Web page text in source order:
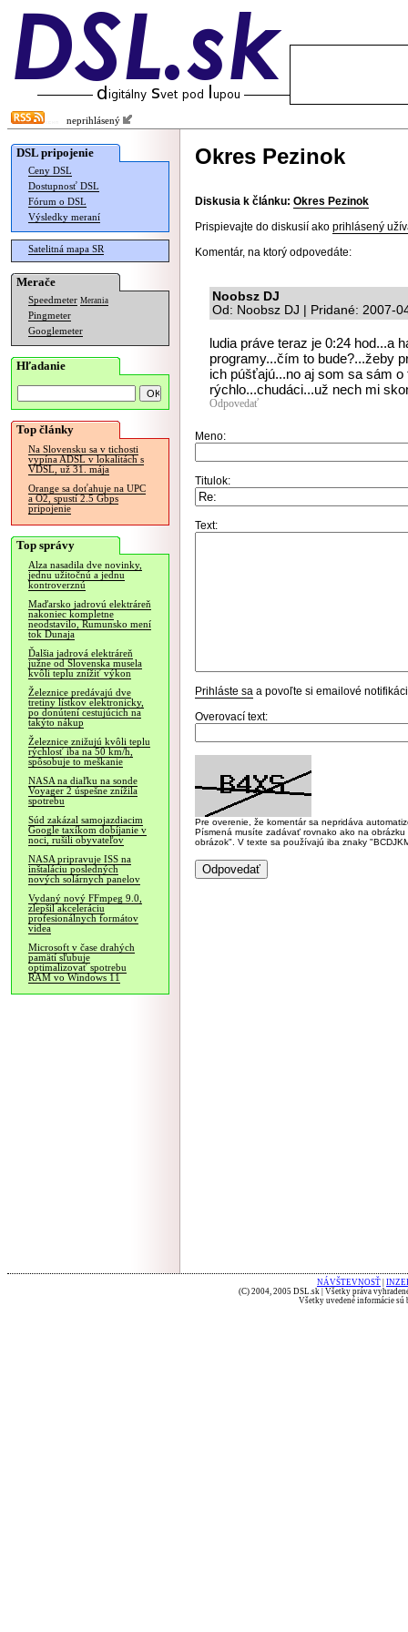
neprihlásený
DSL pripojenie
Ceny DSL
Dostupnosť DSL
Fórum o DSL
Výsledky meraní
Satelitná mapa SR
Merače
Speedmeter Merania
Pingmeter
Googlemeter
Hľadanie
Top články
Na Slovensku sa v tichosti
vypína ADSL v lokalitách s
VDSL, už 31. mája
Orange sa doťahuje na UPC
a O2, spustí 2.5 Gbps
pripojenie
Top správy
Alza nasadila dve novinky,
jednu užitočnú a jednu
kontroverznú
Maďarsko jadrovú elektráreň
nakoniec kompletne
neodstavilo, Rumunsko mení
tok Dunaja
Ďalšia jadrová elektráreň
južne od Slovenska musela
kvôli teplu znížiť výkon
Železnice predávajú dve
tretiny lístkov elektronicky,
po donútení cestujúcich na
takýto nákup
Železnice znižujú kvôli teplu
rýchlosť iba na 50 km/h,
spôsobuje to meškanie
NASA na diaľku na sonde
Voyager 2 úspešne znížila
spotrebu
Súd zakázal samojazdiacim
Google taxíkom dobíjanie v
noci, rušili obyvateľov
NASA pripravuje ISS na
inštaláciu posledných
nových solárnych panelov
Vydaný nový FFmpeg 9.0,
zlepšil akceleráciu
profesionálnych formátov
videa
Microsoft v čase drahých
pamätí sľubuje
optimalizovať spotrebu
RAM vo Windows 11
Okres Pezinok
Diskusia k článku: Okres Pezinok
Prispievajte do diskusií ako prihlásený
Komentár, na ktorý odpovedáte:
Noobsz DJ
Od: Noobsz DJ | Pridané: 2007-
ludia práve teraz je 0:24 hod...a
programy...čím to bude?...žeby
ich púšťajú...no aj som sa sám
rýchlo...chudáci...už nech mi
Odpovedať
Meno:
Titulok:
Text:
Prihláste sa a povoľte si emailové
Overovací text:
Pre overenie, že komentár sa nepridáva
Písmená musíte zadávať rovnako ako na
obrázok". V texte sa používajú iba znaky
NÁVŠTEVNOSŤ
(C) 2004, 2005 DSL.sk | Všetky práva
Všetky uvedené informácie sú